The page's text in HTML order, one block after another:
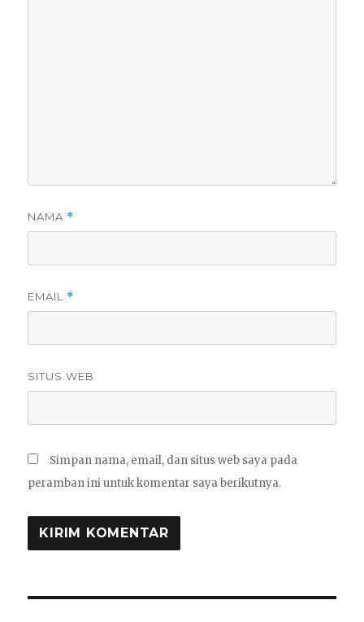
NAMA *
EMAIL *
SITUS WEB
Simpan nama, email, dan situs web saya pada
peramban ini untuk komentar saya berikutnya.